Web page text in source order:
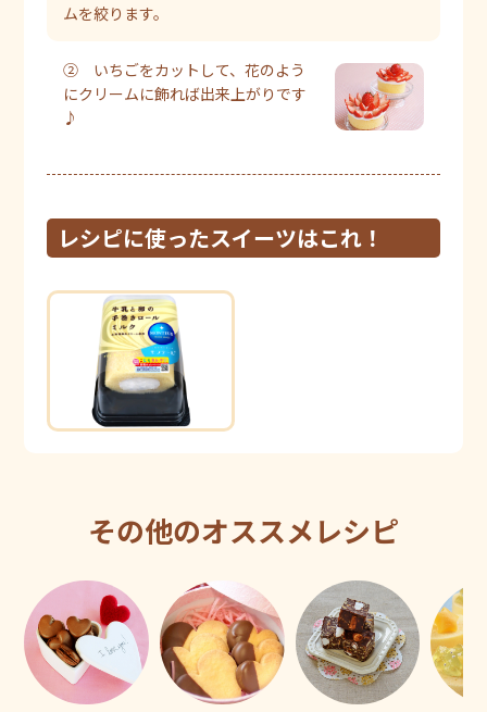
ムを絞ります。
② いちごをカットして、花のよう
にクリームに飾れば出来上がりです
♪
レシピに使ったスイーツはこれ！
その他のオススメレシピ